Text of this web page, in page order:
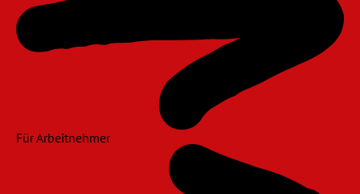
Für Arbeitnehmer